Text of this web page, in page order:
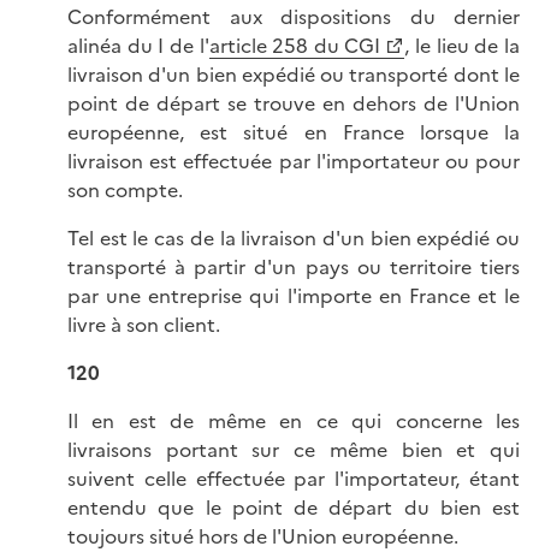
Conformément aux dispositions du dernier
alinéa du I de l'article 258 du CGI
, le lieu de la
livraison d'un bien expédié ou transporté dont le
point de départ se trouve en dehors de l'Union
européenne, est situé en France lorsque la
livraison est effectuée par l'importateur ou pour
son compte.
Tel est le cas de la livraison d'un bien expédié ou
transporté à partir d'un pays ou territoire tiers
par une entreprise qui l'importe en France et le
livre à son client.
120
Il en est de même en ce qui concerne les
livraisons portant sur ce même bien et qui
suivent celle effectuée par l'importateur, étant
entendu que le point de départ du bien est
toujours situé hors de l'Union européenne.